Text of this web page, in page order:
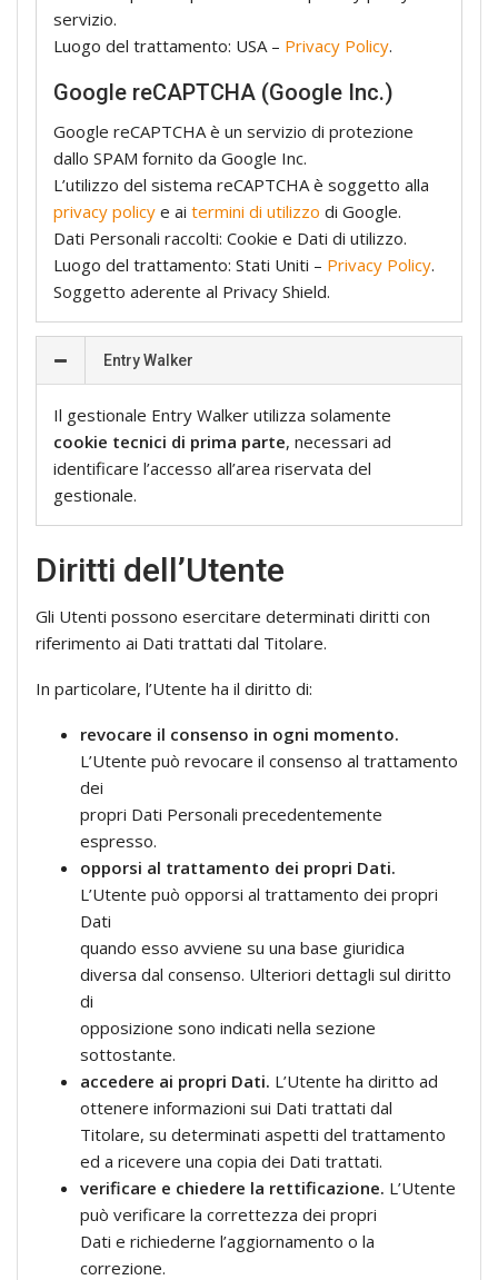
servizio.
Luogo del trattamento: USA – Privacy Policy.
Google reCAPTCHA (Google Inc.)
Google reCAPTCHA è un servizio di protezione
dallo SPAM fornito da Google Inc.
L’utilizzo del sistema reCAPTCHA è soggetto alla
privacy policy e ai termini di utilizzo di Google.
Dati Personali raccolti: Cookie e Dati di utilizzo.
Luogo del trattamento: Stati Uniti – Privacy Policy.
Soggetto aderente al Privacy Shield.
Entry Walker
Il gestionale Entry Walker utilizza solamente
cookie tecnici di prima parte, necessari ad
identificare l’accesso all’area riservata del
gestionale.
Diritti dell’Utente
Gli Utenti possono esercitare determinati diritti con
riferimento ai Dati trattati dal Titolare.
In particolare, l’Utente ha il diritto di:
revocare il consenso in ogni momento.
L’Utente può revocare il consenso al trattamento
dei
propri Dati Personali precedentemente
espresso.
opporsi al trattamento dei propri Dati.
L’Utente può opporsi al trattamento dei propri
Dati
quando esso avviene su una base giuridica
diversa dal consenso. Ulteriori dettagli sul diritto
di
opposizione sono indicati nella sezione
sottostante.
accedere ai propri Dati. L’Utente ha diritto ad
ottenere informazioni sui Dati trattati dal
Titolare, su determinati aspetti del trattamento
ed a ricevere una copia dei Dati trattati.
verificare e chiedere la rettificazione. L’Utente
può verificare la correttezza dei propri
Dati e richiederne l’aggiornamento o la
correzione.